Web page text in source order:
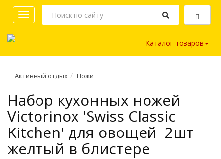
Toggle
navigation
Каталог товаров
Активный отдых Ножи
Набор кухонных ножей
Victorinox 'Swiss Classic
Kitchen' для овощей 2шт
желтый в блистере